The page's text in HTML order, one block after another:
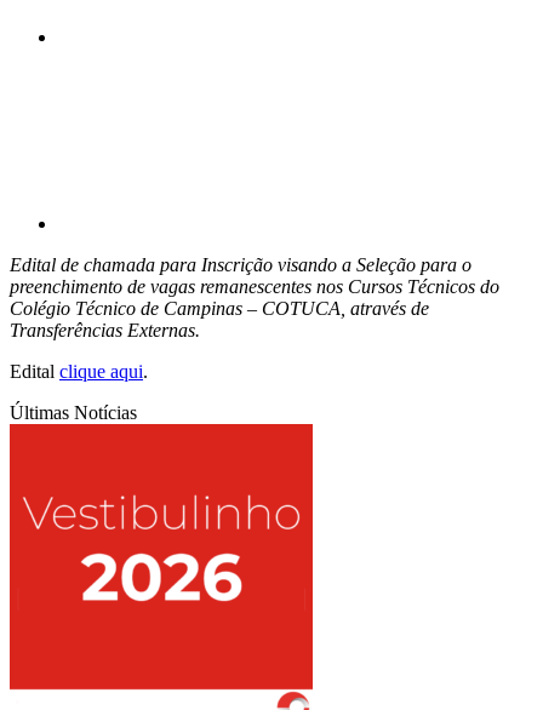
Edital de chamada para Inscrição visando a Seleção para o
preenchimento de vagas remanescentes nos Cursos Técnicos do
Colégio Técnico de Campinas – COTUCA, através de
Transferências Externas.
Edital clique aqui.
Últimas Notícias